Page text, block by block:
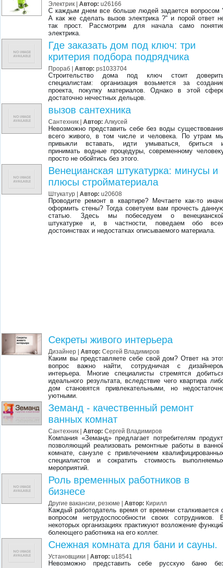
Электрик |Автор: u26166
С каждым днем все больше людей задается вопросом
А как же сделать вызов электрика ?" и порой ответ
так прост. Рассмотрим для начала само
электрика.
Где заказать дом под ключ: три
критерия подбора подрядчика
Прораб |Автор: ps1033704
Строительство дома под ключ стоит
специалистам: организация возьмется за
проекта, покупку материалов. Однако в этой
достаточно нечестных дельцов.
вызов сантехника
Сантехник |Автор: Алкусей
Невозможно представить себе без воды
всего живого, в том числе и человека. По утрам
привыкли вставать, идти умываться, бриться
принимать водные процедуры, современному
просто не обойтись без этого.
Венецианская штукатурка: минусы и
плюсы стройматериала
Штукатур |Автор: u20608
Проводите ремонт в квартире? Мечтаете как-то
оформить стены? Тогда советуем вам прочесть
статью. Здесь мы побеседуем о
штукатурке и, в частности, поведаем обо
достоинствах и недостатках описываемого материала.
Секреты живого интерьера
Дизайнер |Автор: Сергей Владимиров
Каким вы представляете себе свой дом? Ответ на
вопрос важно найти, сотрудничая с
интерьера. Многие специалисты стремятся
идеального результата, вследствие чего квартира
дом становятся привлекательными, но
уютными.
Земанд - качественный ремонт
ванных комнат
Сантехник |Автор: Сергей Владимиров
Компания «Земанд» предлагает потребителям
позволяющий реализовать ремонтные работы в
комнате, санузле с привлечением
специалистов и сократить стоимость
мероприятий.
Роль временных работников в
бизнесе
Другие вакансии, резюме |Автор: Кирилл
Каждый работодатель время от времени сталкивается
вопросом нетрудоспособности своих сотрудников.
некоторых организациях практикуют возложение
болеющего работника на его коллег.
Снежная комната для бани и сауны.
Установщики |Автор: u18541
Невозможно представить себе русскую баню